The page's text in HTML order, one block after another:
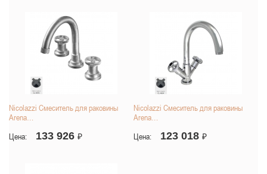
Nicolazzi Смеситель для раковины
Arena…
Цена: 133 926 ₽
Nicolazzi Смеситель для раковины
Arena…
Цена: 123 018 ₽